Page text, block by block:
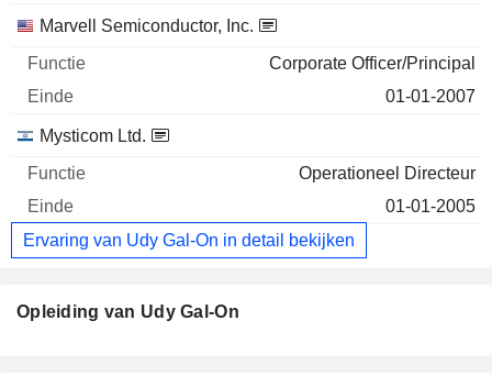
Marvell Semiconductor, Inc.
Corporate Officer/Principal
01-01-2007
Mysticom Ltd.
Operationeel Directeur
01-01-2005
Ervaring van Udy Gal-On in detail bekijken
Opleiding van Udy Gal-On